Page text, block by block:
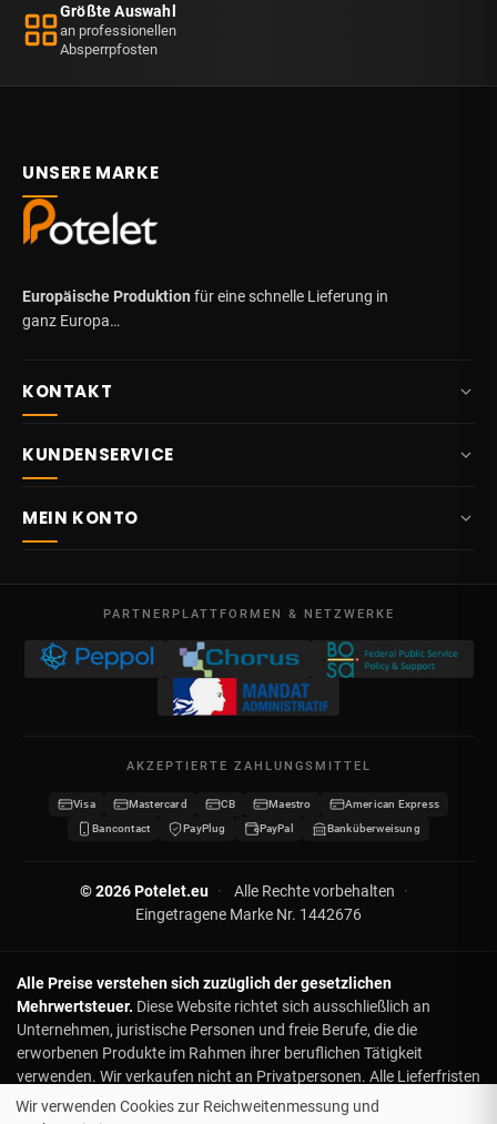
Größte Auswahl
an professionellen
Absperrpfosten
UNSERE MARKE
Europäische Produktion für eine schnelle Lieferung in
ganz Europa…
KONTAKT
Mo – Fr
09:00 – 17:00
USt-IdNr. BE 0641.740.320 - Lüttich
KUNDENSERVICE
Lieferung
AGB
Datenschutz
MEIN KONTO
Meine Gutschriften
Meine Gutscheine
Wiederverkäufer werden
PARTNERPLATTFORMEN & NETZWERKE
AKZEPTIERTE ZAHLUNGSMITTEL
Visa Mastercard CB Maestro
American Express
Bancontact
PayPlug PayPal Banküberweisung
© 2026 Potelet.eu · Alle Rechte vorbehalten
·
Eingetragene Marke Nr. 1442676
Alle Preise verstehen sich zuzüglich der gesetzlichen
Mehrwertsteuer. Diese Website richtet sich ausschließlich an
Unternehmen, juristische Personen und freie Berufe, die die
erworbenen Produkte im Rahmen ihrer beruflichen Tätigkeit
verwenden. Wir verkaufen nicht an Privatpersonen. Alle Lieferfristen
sind in Werktagen angegeben und unverbindlich : keine Ansprüche
Wir verwenden Cookies zur Reichweitenmessung und